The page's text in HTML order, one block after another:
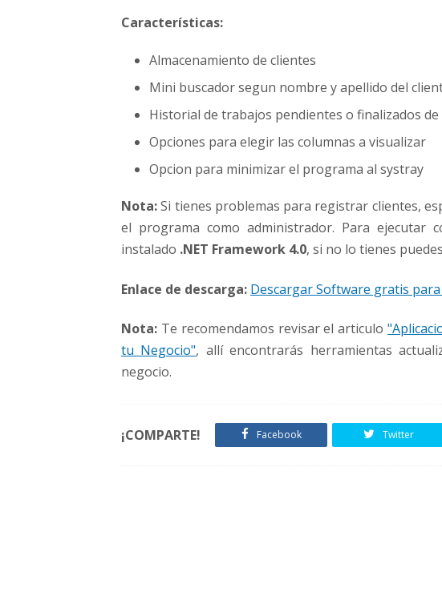
Características:
Almacenamiento de clientes
Mini buscador segun nombre y apellido del
Historial de trabajos pendientes o finalizados de
Opciones para elegir las columnas a visualizar
Opcion para minimizar el programa al systray
Nota:Si tienes problemas para registrar clientes,
el programa como administrador. Para ejecutar
instalado .NET Framework 4.0, si no lo tienes
Enlace de descarga: Descargar Software gratis
Nota: Te recomendamos revisar el articulo
tu Negocio", allí encontrarás herramientas
negocio.
¡COMPARTE! Facebook Twitter